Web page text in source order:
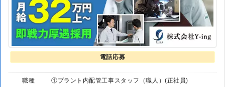
電話応募
職種 ①プラント内配管工事スタッフ（職人）(正社員)